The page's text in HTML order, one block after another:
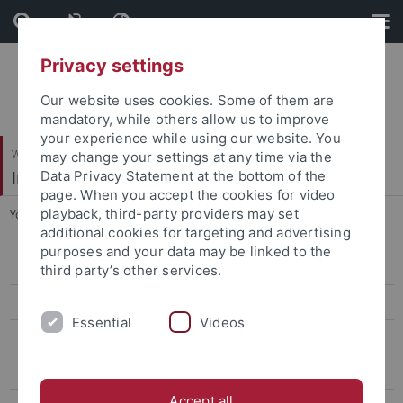
Skip
to
content
Skip
to
footer
Wirtschafts- und Sozialwissenschaftliche Fakultät
Institut für Sportwissenschaft
You are here: Startseite ... 061_Pawlowski_Rikkyo
Sportökonomik, Sportmanagement und Sportpublizistik
Lehre
Privacy settings
Our website uses cookies. Some of them are
mandatory, while others allow us to improve
your experience while using our website. You
may change your settings at any time via the
Data Privacy Statement at the bottom of the
page. When you accept the cookies for video
playback, third-party providers may set
additional cookies for targeting and advertising
purposes and your data may be linked to the
third party’s other services.
Essential Videos